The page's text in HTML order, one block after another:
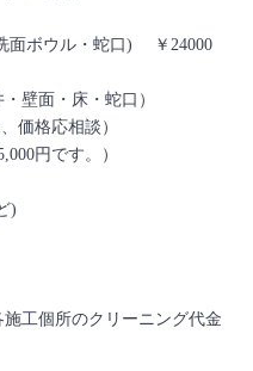
面ボウル・蛇口) ￥24000
・壁面・床・蛇口）
、価格応相談）
円です。）
)
工個所のクリーニング代金